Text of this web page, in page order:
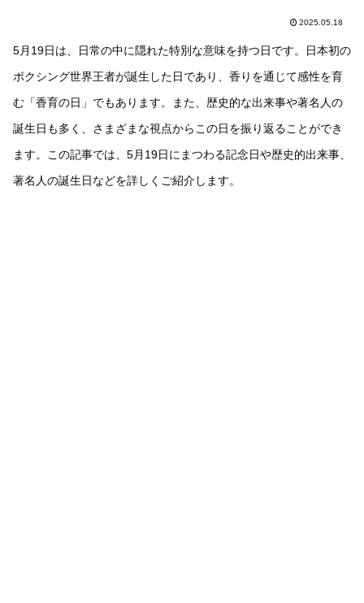
2025.05.18
5月19日は、日常の中に隠れた特別な意味を持つ日です。日本初の
ボクシング世界王者が誕生した日であり、香りを通じて感性を育
む「香育の日」でもあります。また、歴史的な出来事や著名人の
誕生日も多く、さまざまな視点からこの日を振り返ることができ
ます。この記事では、5月19日にまつわる記念日や歴史的出来事、
著名人の誕生日などを詳しくご紹介します。